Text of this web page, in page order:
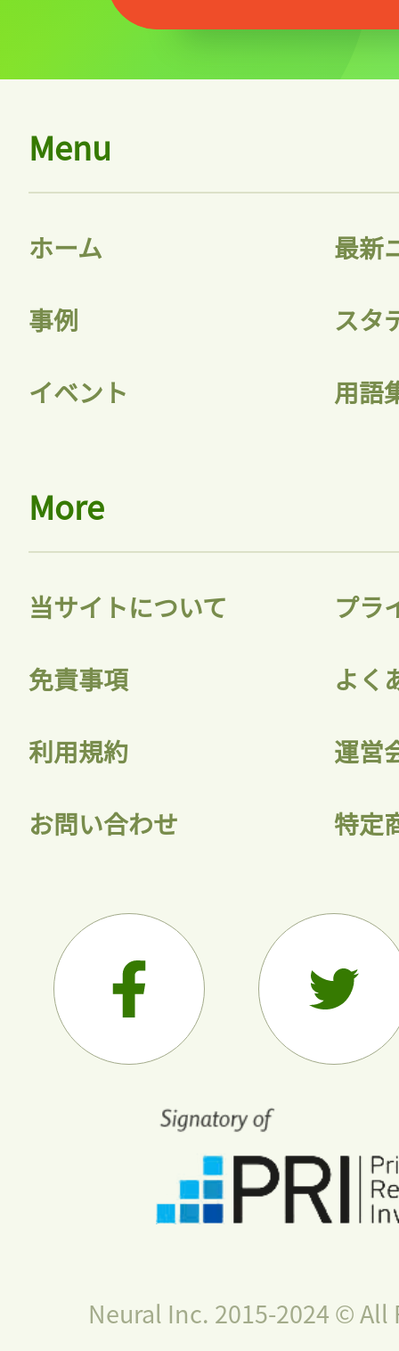
ログインが必
会員登録
Menu
ホーム 最新
事例 スタ
イベント 用語
More
当サイトについて プラ
免責事項 よく
利用規約 運営
お問い合わせ 特定
Neural Inc. 2015-2024 © All